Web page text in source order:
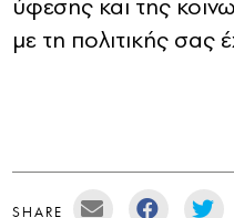
ύφεσης και της
με τη πολιτικής σας
SHARE